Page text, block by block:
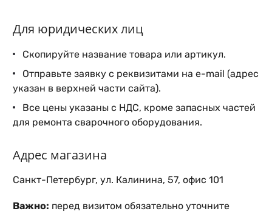
Для юридических лиц
Скопируйте название товара или артикул.
Отправьте заявку с реквизитами на e-mail (адрес
указан в верхней части сайта).
Все цены указаны с НДС, кроме запасных частей
для ремонта сварочного оборудования.
Адрес магазина
Санкт-Петербург, ул. Калинина, 57, офис 101
Важно: перед визитом обязательно уточните